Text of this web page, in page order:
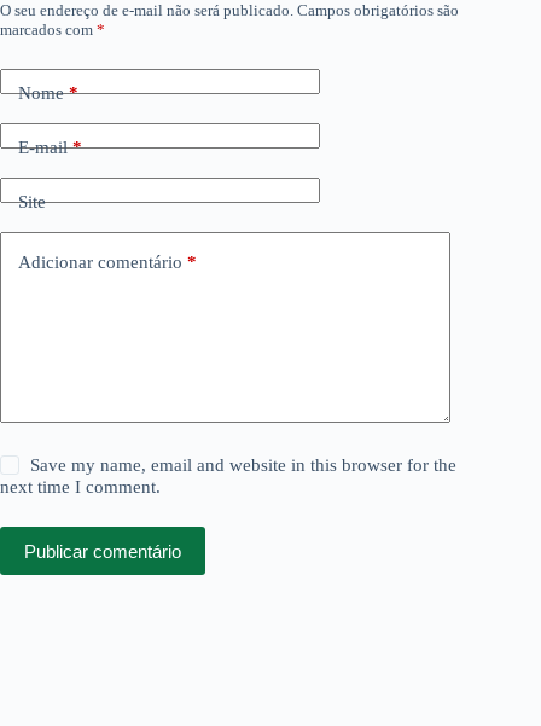
O seu endereço de e-mail não será publicado. Campos obrigatórios são
marcados com *
Nome*
E-mail*
Site
Adicionar comentário *
Save my name, email and website in this browser for the
next time I comment.
Publicar comentário